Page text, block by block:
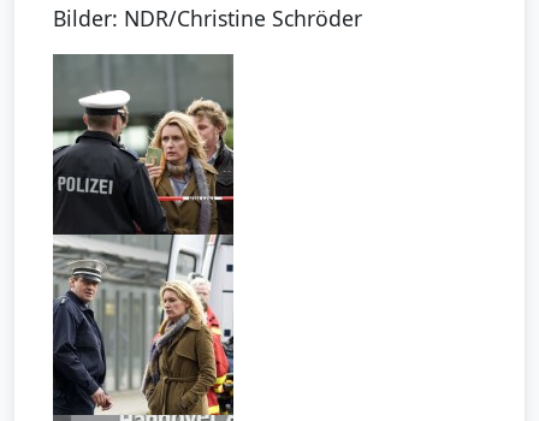
Bilder: NDR/Christine Schröder